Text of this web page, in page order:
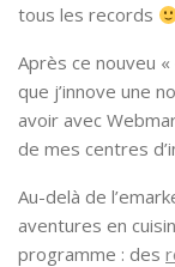
tous les records
Après ce nouveu
que j’innove une
avoir avec
de mes centres
Au-delà de
aventures en
programme : des